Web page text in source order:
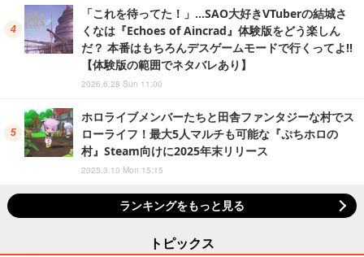
「これを待ってた！」…SAO大好きVTuberの結城さ
くなは『Echoes of Aincrad』体験版をどう楽しん
だ？ 本番はもちろんデスゲームモードで行くってよ!!
【体験版の範囲でネタバレあり】
2026.6.28 Sun 11:00
ホロライブメンバーたちと田舎ファンタジーな村でス
ローライフ！最大5人マルチも可能な『ぷちホロの
村』Steam向けに2025年末リリース
2025.3.10 Mon 15:15
ランキングをもっと見る
トピックス